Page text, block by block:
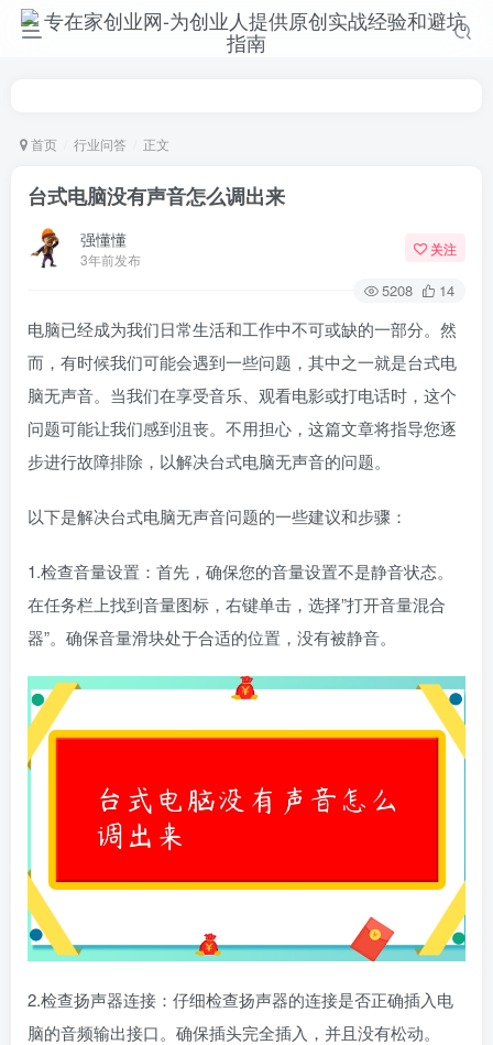
首页 行业问答 正文
台式电脑没有声音怎么调出来
强懂懂
3年前发布
关注
5208 14
电脑已经成为我们日常生活和工作中不可或缺的一部分。然
而，有时候我们可能会遇到一些问题，其中之一就是台式电
脑无声音。当我们在享受音乐、观看电影或打电话时，这个
问题可能让我们感到沮丧。不用担心，这篇文章将指导您逐
步进行故障排除，以解决台式电脑无声音的问题。
以下是解决台式电脑无声音问题的一些建议和步骤：
1.检查音量设置：首先，确保您的音量设置不是静音状态。
在任务栏上找到音量图标，右键单击，选择”打开音量混合
器”。确保音量滑块处于合适的位置，没有被静音。
2.检查扬声器连接：仔细检查扬声器的连接是否正确插入电
脑的音频输出接口。确保插头完全插入，并且没有松动。